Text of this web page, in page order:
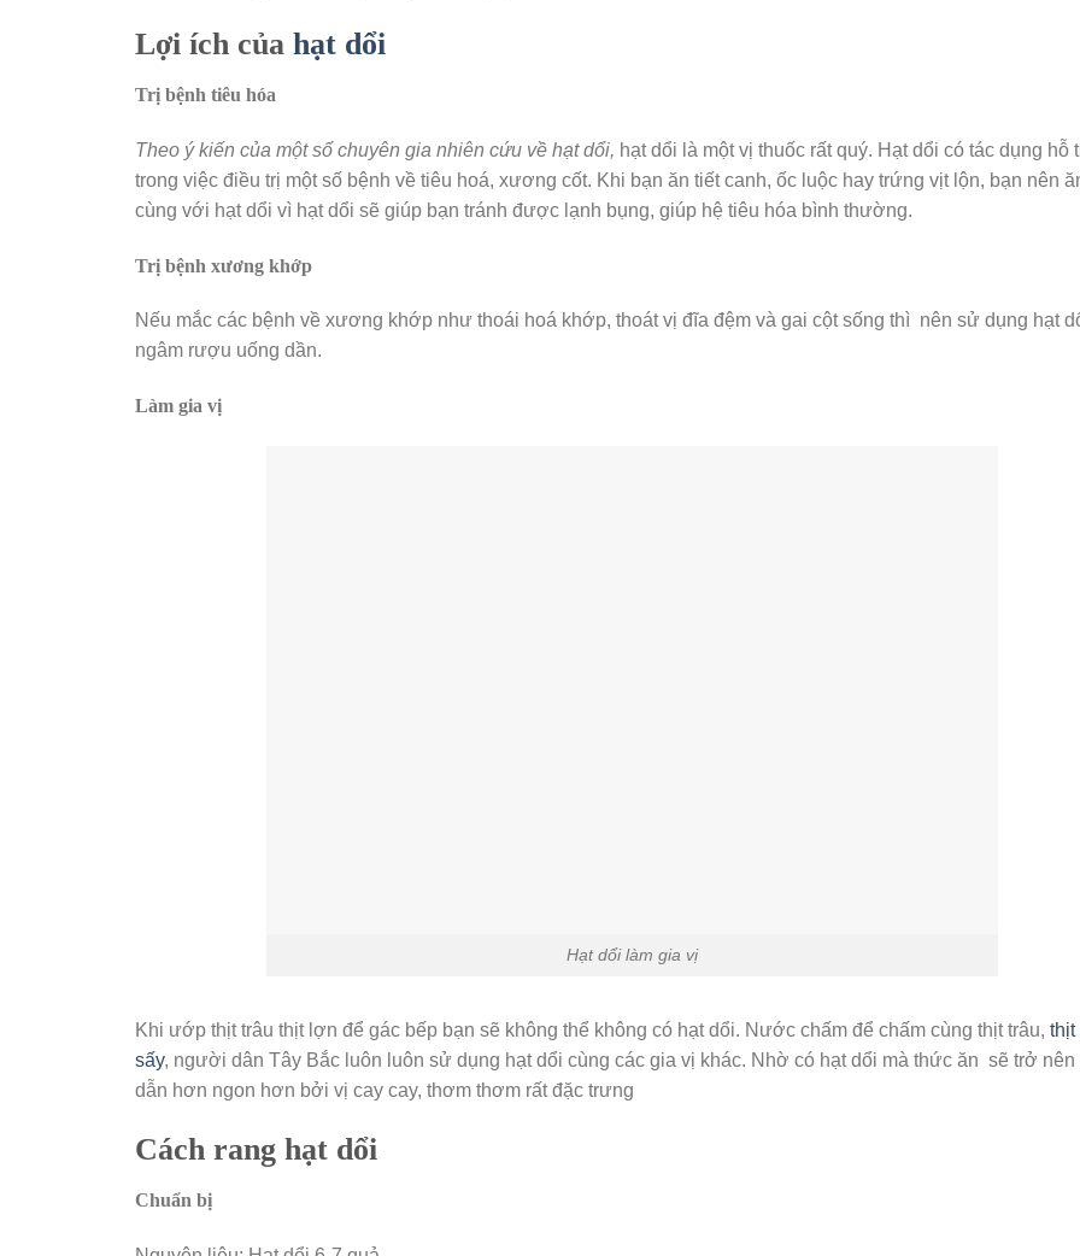
Lợi ích của hạt dổi
Trị bệnh tiêu hóa
Theo ý kiến của một số chuyên gia nhiên cứu về hạt dổi, hạt dổi là một vị thuốc rất quý. Hạt dổi có tác dụng hỗ
trong việc điều trị một số bệnh về tiêu hoá, xương cốt. Khi bạn ăn tiết canh, ốc luộc hay trứng vịt lộn, bạn nên
cùng với hạt dổi vì hạt dổi sẽ giúp bạn tránh được lạnh bụng, giúp hệ tiêu hóa bình thường.
Trị bệnh xương khớp
Nếu mắc các bệnh về xương khớp như thoái hoá khớp, thoát vị đĩa đệm và gai cột sống thì nên sử dụng hạt
ngâm rượu uống dần.
Làm gia vị
Hạt dổi làm gia vị
Khi ướp thịt trâu thịt lợn để gác bếp bạn sẽ không thể không có hạt dổi. Nước chấm để chấm cùng thịt trâu, thịt
sấy, người dân Tây Bắc luôn luôn sử dụng hạt dổi cùng các gia vị khác. Nhờ có hạt dổi mà thức ăn sẽ trở nên
dẫn hơn ngon hơn bởi vị cay cay, thơm thơm rất đặc trưng
Cách rang hạt dổi
Chuẩn bị